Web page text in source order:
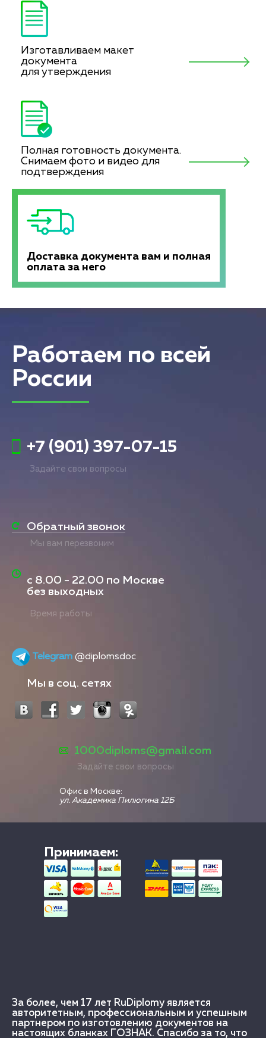
Изготавливаем макет
документа
для утверждения
Полная готовность документа.
Снимаем фото и видео для
подтверждения
Доставка документа вам и полная
оплата за него
Работаем по всей
России
+7 (901) 397-07-15
Задайте свои вопросы
Обратный звонок
Мы вам перезвоним
с 8.00 - 22.00 по Москве
без выходных
Время работы
Telegram @diplomsdoc
Мы в соц. сетях
1000diploms@gmail.com
Задайте свои вопросы
Офис в Москве:
ул. Академика Пилюгина 12Б
Принимаем:
За более, чем 17 лет RuDiplomy является
авторитетным, профессиональным и успешным
партнером по изготовлению документов на
настоящих бланках ГОЗНАК. Спасибо за то, что